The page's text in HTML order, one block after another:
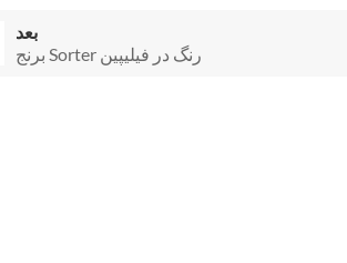
بعد
برنج Sorter رنگ در فیلیپین